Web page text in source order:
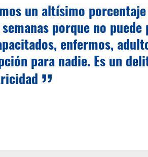
un altísimo
porque no
enfermos,
para nadie. Es un